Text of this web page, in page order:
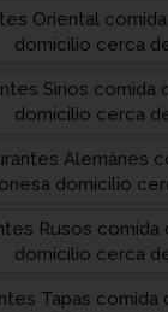
Oriental
domicilio cerca
Sirios comida
domicilio cerca
Alemánes
domicilio
Rusos comida
domicilio cerca
Tapas comida